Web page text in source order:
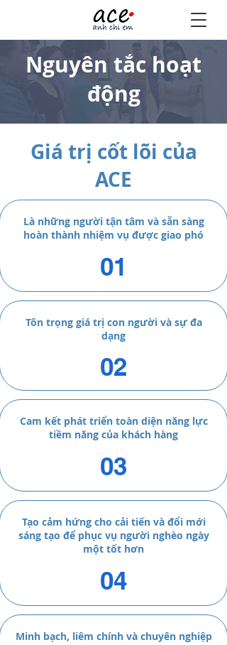
Nguyên tắc hoạt
động
Giá trị cốt lõi của
ACE
Là những người tận tâm và sẵn sàng
hoàn thành nhiệm vụ được giao phó
01
Tôn trọng giá trị con người và sự đa
dạng
02
Cam kết phát triển toàn diện năng lực
tiềm năng của khách hàng
03
Tạo cảm hứng cho cải tiến và đổi mới
sáng tạo để phục vụ người nghèo ngày
một tốt hơn
04
Minh bạch, liêm chính và chuyên nghiệp